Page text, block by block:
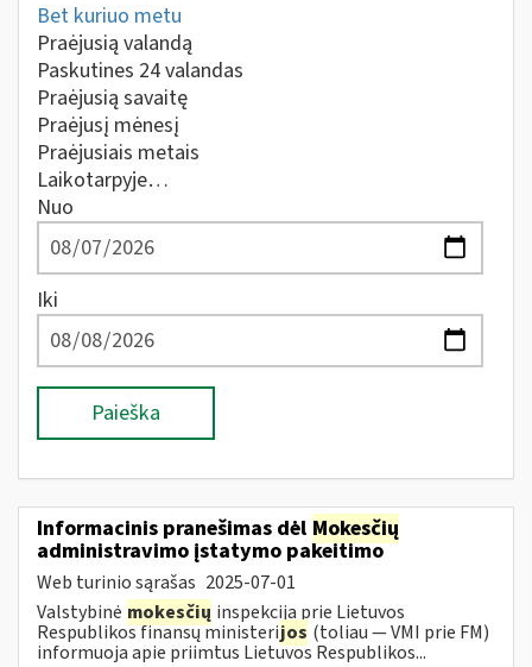
Bet kuriuo metu
Praėjusią valandą
Paskutines 24 valandas
Praėjusią savaitę
Praėjusį mėnesį
Praėjusiais metais
Laikotarpyje…
Nuo
Iki
Paieška
Informacinis pranešimas dėl Mokesčių
administravimo įstatymo pakeitimo
Web turinio sąrašas 2025-07-01
Valstybinė mokesčių inspekcija prie Lietuvos
Respublikos finansų ministerijos (toliau — VMI prie FM)
informuoja apie priimtus Lietuvos Respublikos...